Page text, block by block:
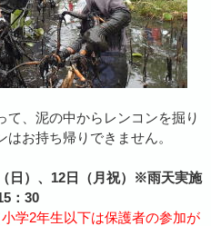
て、泥の中からレンコンを掘り
お持ち帰りできません。
日）、12日（月祝）※雨天実施
30
学2年生以下は保護者の参加が